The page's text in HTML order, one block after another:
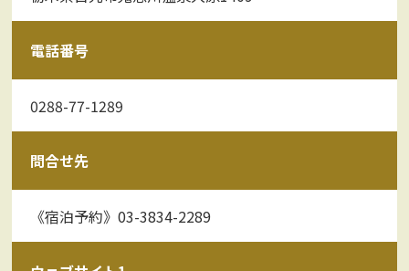
電話番号
0288-77-1289
問合せ先
《宿泊予約》03-3834-2289